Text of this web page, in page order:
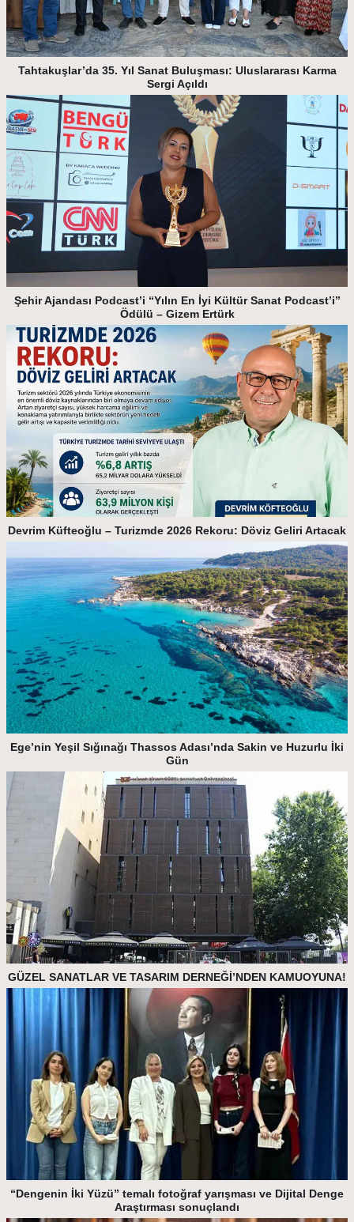
Tahtakuşlar’da 35. Yıl Sanat Buluşması: Uluslararası Karma
Sergi Açıldı
Şehir Ajandası Podcast’i “Yılın En İyi Kültür Sanat Podcast’i”
Ödülü – Gizem Ertürk
Devrim Küfteoğlu – Turizmde 2026 Rekoru: Döviz Geliri Artacak
Ege’nin Yeşil Sığınağı Thassos Adası’nda Sakin ve Huzurlu İki
Gün
GÜZEL SANATLAR VE TASARIM DERNEĞİ’NDEN KAMUOYUNA!
“Dengenin İki Yüzü” temalı fotoğraf yarışması ve Dijital Denge
Araştırması sonuçlandı